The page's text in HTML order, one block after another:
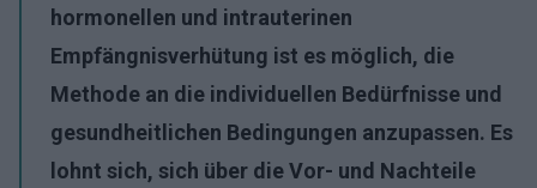
hormonellen und intrauterinen
Empfängnisverhütung ist es möglich, die
Methode an die individuellen Bedürfnisse und
gesundheitlichen Bedingungen anzupassen. Es
lohnt sich, sich über die Vor- und Nachteile